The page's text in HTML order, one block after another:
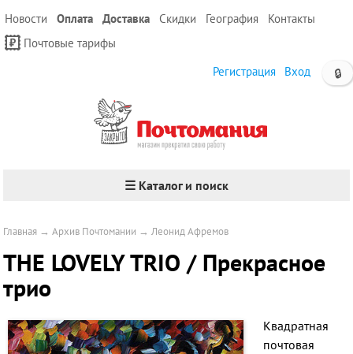
Новости Оплата Доставка Скидки География
Контакты
Почтовые тарифы
🔒
Регистрация Вход
☰ Каталог и поиск
Главная →Архив Почтомании →Леонид Афремов
THE LOVELY TRIO / Прекрасное
трио
Квадратная
почтовая